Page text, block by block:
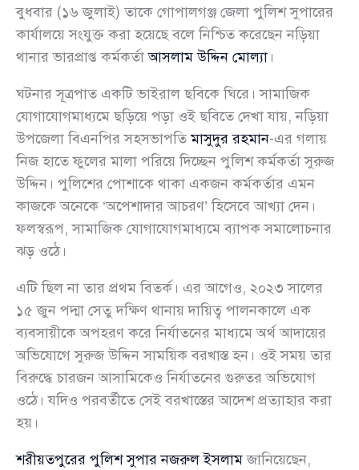
বুধবার (১৬ জুলাই) তাকে গোপালগঞ্জ জেলা পুলিশ সুপারের
কার্যালয়ে সংযুক্ত করা হয়েছে বলে নিশ্চিত করেছেন নড়িয়া
থানার ভারপ্রাপ্ত কর্মকর্তাআসলাম উদ্দিন মোল্যা ।
ঘটনার সূত্রপাত একটি ভাইরাল ছবিকে ঘিরে। সামাজিক
যোগাযোগমাধ্যমে ছড়িয়ে পড়া ওই ছবিতে দেখা যায়, নড়িয়া
উপজেলা বিএনপির সহসভাপতিমাসুদুর রহমান-এর গলায়
নিজ হাতে ফুলের মালা পরিয়ে দিচ্ছেন পুলিশ কর্মকর্তা সুরুজ
উদ্দিন। পুলিশের পোশাকে থাকা একজন কর্মকর্তার এমন
কাজকে অনেকে ‘অপেশাদার আচরণ’ হিসেবে আখ্যা দেন।
ফলস্বরূপ, সামাজিক যোগাযোগমাধ্যমে ব্যাপক সমালোচনার
ঝড় ওঠে।
এটি ছিল না তার প্রথম বিতর্ক। এর আগেও, ২০২৩ সালের
১৫ জুন পদ্মা সেতু দক্ষিণ থানায় দায়িত্ব পালনকালে এক
ব্যবসায়ীকে অপহরণ করে নির্যাতনের মাধ্যমে অর্থ আদায়ের
অভিযোগে সুরুজ উদ্দিন সাময়িক বরখাস্ত হন। ওই সময় তার
বিরুদ্ধে চারজন আসামিকেও নির্যাতনের গুরুতর অভিযোগ
ওঠে। যদিও পরবর্তীতে সেই বরখাস্তের আদেশ প্রত্যাহার করা
হয়।
শরীয়তপুরের পুলিশ সুপার নজরুল ইসলামজানিয়েছেন,